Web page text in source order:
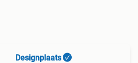
Designplaats